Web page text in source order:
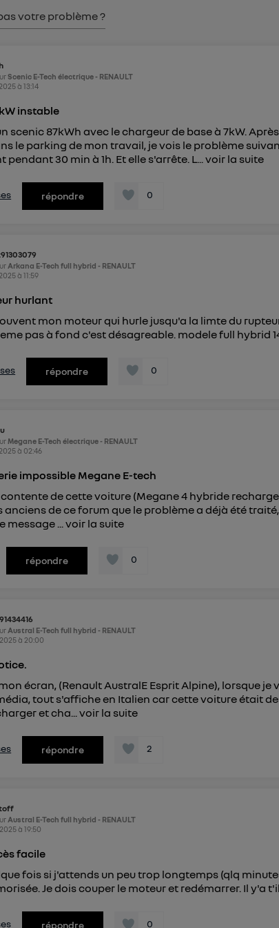
votre problème ?
Scenic E-Tech électrique - RENAULT
à13:14
instable
scenic 87kWh avec le chargeur de base à 7kW.
le parking de mon travail, je vois le problème
pendant 30 min à 1h. Et elle s'arrête. L...voir la suite
répondre 0
Arkana E-Tech full hybrid - RENAULT
à11:59
hurlant
mon moteur qui hurle jusqu'a la limte du
pas à fond c'est désagreable. modele full hybrid
répondre 0
Megane E-Tech électrique - RENAULT
à 02:46
impossible Megane E-tech
de cette voiture (Megane 4 hybride
anciens de ce forum que le problème a déjà été
message ...voir la suite
répondre 0
Austral E-Tech full hybrid - RENAULT
à 20:00
écran, (Renault AustralE Esprit Alpine), lorsque
tout s'affiche en Italien car cette voiture était
et cha...voir la suite
répondre 2
Austral E-Tech full hybrid - RENAULT
à19:50
facile
fois si j'attends un peu trop longtemps (qlq
Je dois couper le moteur et redémarrer. Il y'a
répondre 0
") ou via la page « gérer Utiq » en bas de ce site. Pour